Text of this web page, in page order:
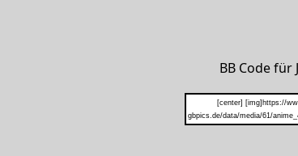
BB Code für